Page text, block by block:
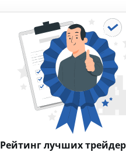
Рейтинг лучших